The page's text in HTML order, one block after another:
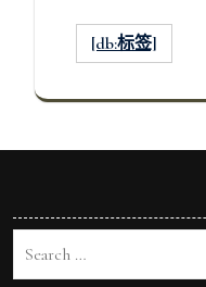
[db:标签]